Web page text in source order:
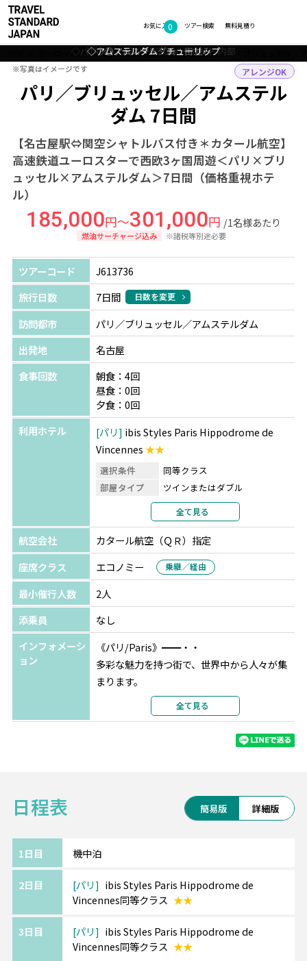
お気に入り
0 無料見積り
ツアー検索
ヨーロッパ フランス・ベルギー・オランダ パリ・ブリュッセル・
パリ／ブリュッセル／アムステル
ダム 7日間
【名古屋駅⇔関空シャトルバス付き＊カタール航空】
高速鉄道ユーロスターで西欧3ヶ国周遊＜パリ×ブリ
ュッセル×アムステルダム＞7日間（価格重視ホテ
ル）
アレンジOK
185,000円～301,000円 /1名様あたり
燃油サーチャージ込み ※諸税等別途必要
◇◎パリ：街並み
◇パリ：ギャラリー ラファイエット 内部
◇◎アムステルダム：街並み
◇アムステルダム：チューリップ
フォトギャラリー
※写真はイメージです
※写真はイメージです
ツアーコード
J613736
旅行日数
7日間 日数を変更
訪問都市
パリ／ブリュッセル／アムステルダム
出発地
名古屋
食事回数
朝食：4回
昼食：0回
夕食：0回
利用ホテル
パリ
ibis Styles Paris Hippodrome de
Vincennes★★
選択条件
同等クラス
部屋タイプ
ツインまたはダブル
2名1室利用
部屋カテゴリ
指定なし
ブリュッセル ヴァン ベレ ホテル
選択条件
同等クラス
部屋タイプ
ツインまたはダブル
利用形態
部屋カテゴリ
アムステルダム
選択条件
同等クラス
部屋タイプ
2名1室利用
部屋カテゴリ
指定なし
全て見る
航空会社
カタール航空（ＱＲ）指定
座席クラス
エコノミー 乗継／経由
最小催行人数
2人
添乗員
なし
インフォメーシ
ョン
《パリ/Paris》━━・・
多彩な魅力を持つ街で、世界中から人々が集
まります。
凱旋門、エッフェル塔、ルーブル美術館やオ
ルセー美術館などの定番スポットの観光や、
グルメ、ショッピングもかかせません。
市庁舎のある中心部、グランプラス広場が世
王の家、楽器博物館、ラーケン王宮、王立中
有名な小便小僧も訪れてみては♪
美しい運河・チューリップの都。
ゴッホ美術館や国立博物館、サッカーファン
全て見る
日程表 簡易版 詳細版
1日目 機中泊
2日目 パリ
ibis Styles Paris Hippodrome de
Vincennes同等クラス ★★
3日目 パリ
ibis Styles Paris Hippodrome de
Vincennes同等クラス ★★